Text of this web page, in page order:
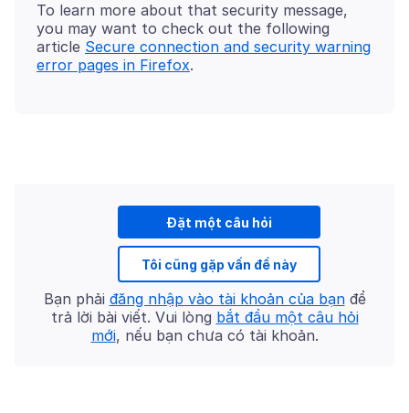
To learn more about that security message,
you may want to check out the following
article Secure connection and security warning
error pages in Firefox
Đặt một câu hỏi
Tôi cũng gặp vấn đề này
Bạn phải đăng nhập vào tài khoản của bạnđể
trả lời bài viết. Vui lòng bắt đầu một câu hỏi
mới, nếu bạn chưa có tài khoản.